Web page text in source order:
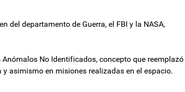
del departamento de Guerra, el FBI y la NASA,
No Identificados, concepto que reemplazó
asimismo en misiones realizadas en el espacio.